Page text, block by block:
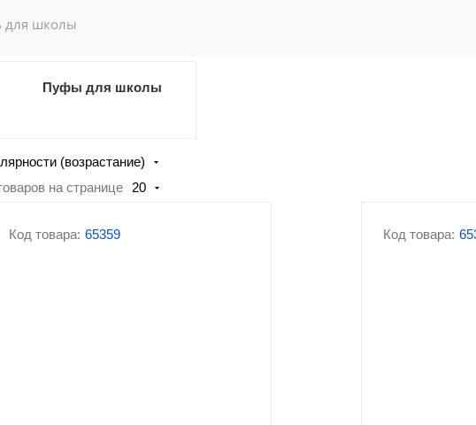
Мебель для актового зала
для школы
Пуфы для школы
(возрастание)
на странице 20
Код товара: 65359 Код товара: